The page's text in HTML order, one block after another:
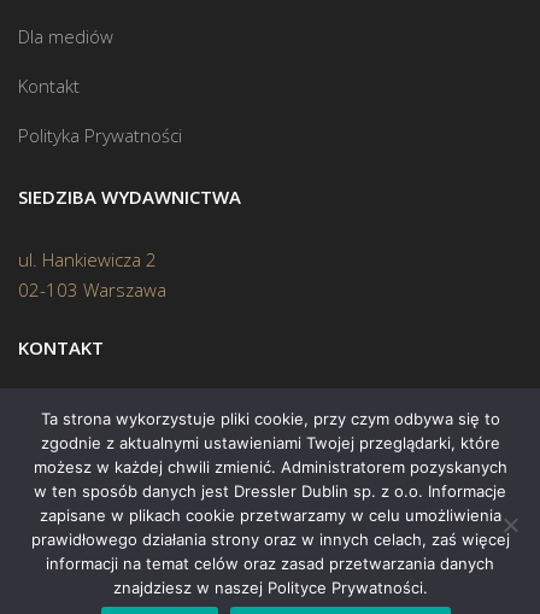
Dla mediów
Kontakt
Polityka Prywatności
SIEDZIBA WYDAWNICTWA
ul. Hankiewicza 2
02-103 Warszawa
KONTAKT
Biuro: (22) 45 70 402
Mail:biuro@swiatksiazki.pl
Copyright © 2015 Świat Książki. Wszelkie prawa zastrzeżone
Ta strona wykorzystuje pliki cookie, przy czym odbywa się to
zgodnie z aktualnymi ustawieniami Twojej przeglądarki, które
możesz w każdej chwili zmienić. Administratorem pozyskanych
w ten sposób danych jest Dressler Dublin sp. z o.o. Informacje
zapisane w plikach cookie przetwarzamy w celu umożliwienia
prawidłowego działania strony oraz w innych celach, zaś więcej
informacji na temat celów oraz zasad przetwarzania danych
znajdziesz w naszej Polityce Prywatności.